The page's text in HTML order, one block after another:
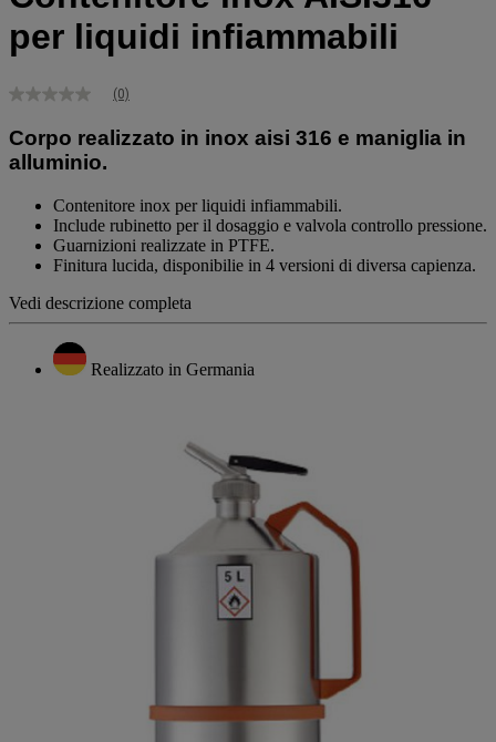
per liquidi infiammabili
Nessuna
Stesso
link
alla
(0)
Corpo realizzato in inox aisi 316 e maniglia in
alluminio.
Contenitore inox per liquidi infiammabili.
Include rubinetto per il dosaggio e valvola controllo pressione.
Guarnizioni realizzate in PTFE.
Finitura lucida, disponibilie in 4 versioni di diversa capienza.
Vedi descrizione completa
Realizzato in Germania